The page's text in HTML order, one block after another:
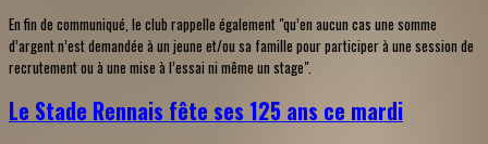
En fin de communiqué, le club rappelle également "qu’en aucun cas une somme
d’argent n’est demandée à un jeune et/ou sa famille pour participer à une session de
recrutement ou à une mise à l’essai ni même un stage".
Le Stade Rennais fête ses 125 ans ce mardi